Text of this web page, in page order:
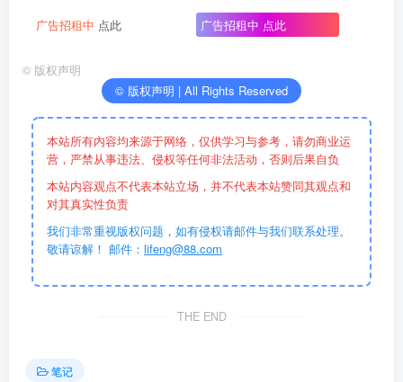
广告招租中 点此 广告招租中 点此
© 版权声明
© 版权声明 | All Rights Reserved
本站所有内容均来源于网络，仅供学习与参考，请勿商业运
营，严禁从事违法、侵权等任何非法活动，否则后果自负
本站内容观点不代表本站立场，并不代表本站赞同其观点和
对其真实性负责
我们非常重视版权问题，如有侵权请邮件与我们联系处理。
敬请谅解！ 邮件： lifeng@88.com
THE END
笔记